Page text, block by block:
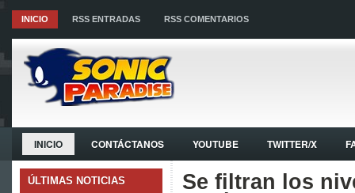
INICIO RSS ENTRADAS RSS COMENTARIOS
INICIO CONTÁCTANOS YOUTUBE TWITTER/X
ÚLTIMAS NOTICIAS Se filtran los